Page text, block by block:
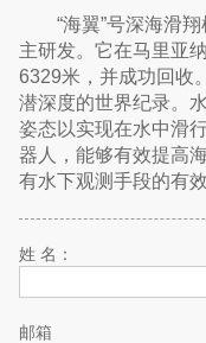
“海翼”号深海滑
主研发。它在马里亚
6329米，并成功回收
潜深度的世界纪录。
姿态以实现在水中滑
器人，能够有效提高
有水下观测手段的有效
姓 名：
邮箱